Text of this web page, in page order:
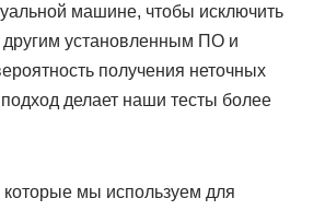
машине, чтобы исключить
другим установленным ПО и
получения неточных
подход делает наши тесты более
которые мы используем для